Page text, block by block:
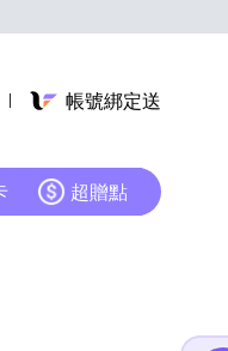
帳號綁定送
超贈點